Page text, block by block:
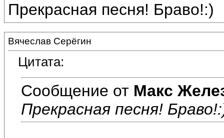
Прекрасная песня! Браво!:)
Вячеслав Серёгин
Цитата:
Сообщение от Макс
Прекрасная песня!